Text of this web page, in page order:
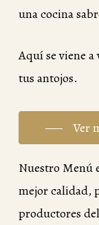
una cocina
Aquí se viene
tus antojos.
Ver
Nuestro Menú
mejor calidad,
productores